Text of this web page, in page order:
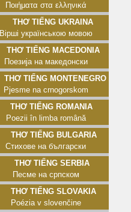
Ποιήματα στα ελληνικά
Thơ tiếng Ukraina
Вірші українською мовою
Thơ tiếng Macedonia
Поезија на македонски
Thơ tiếng Montenegro
Pjesme na crnogorskom
Thơ tiếng Romania
Poezii în limba română
Thơ tiếng Bulgaria
Стихове на български
Thơ tiếng Serbia
Песме на српском
Thơ tiếng Slovakia
Poézia v slovenčine